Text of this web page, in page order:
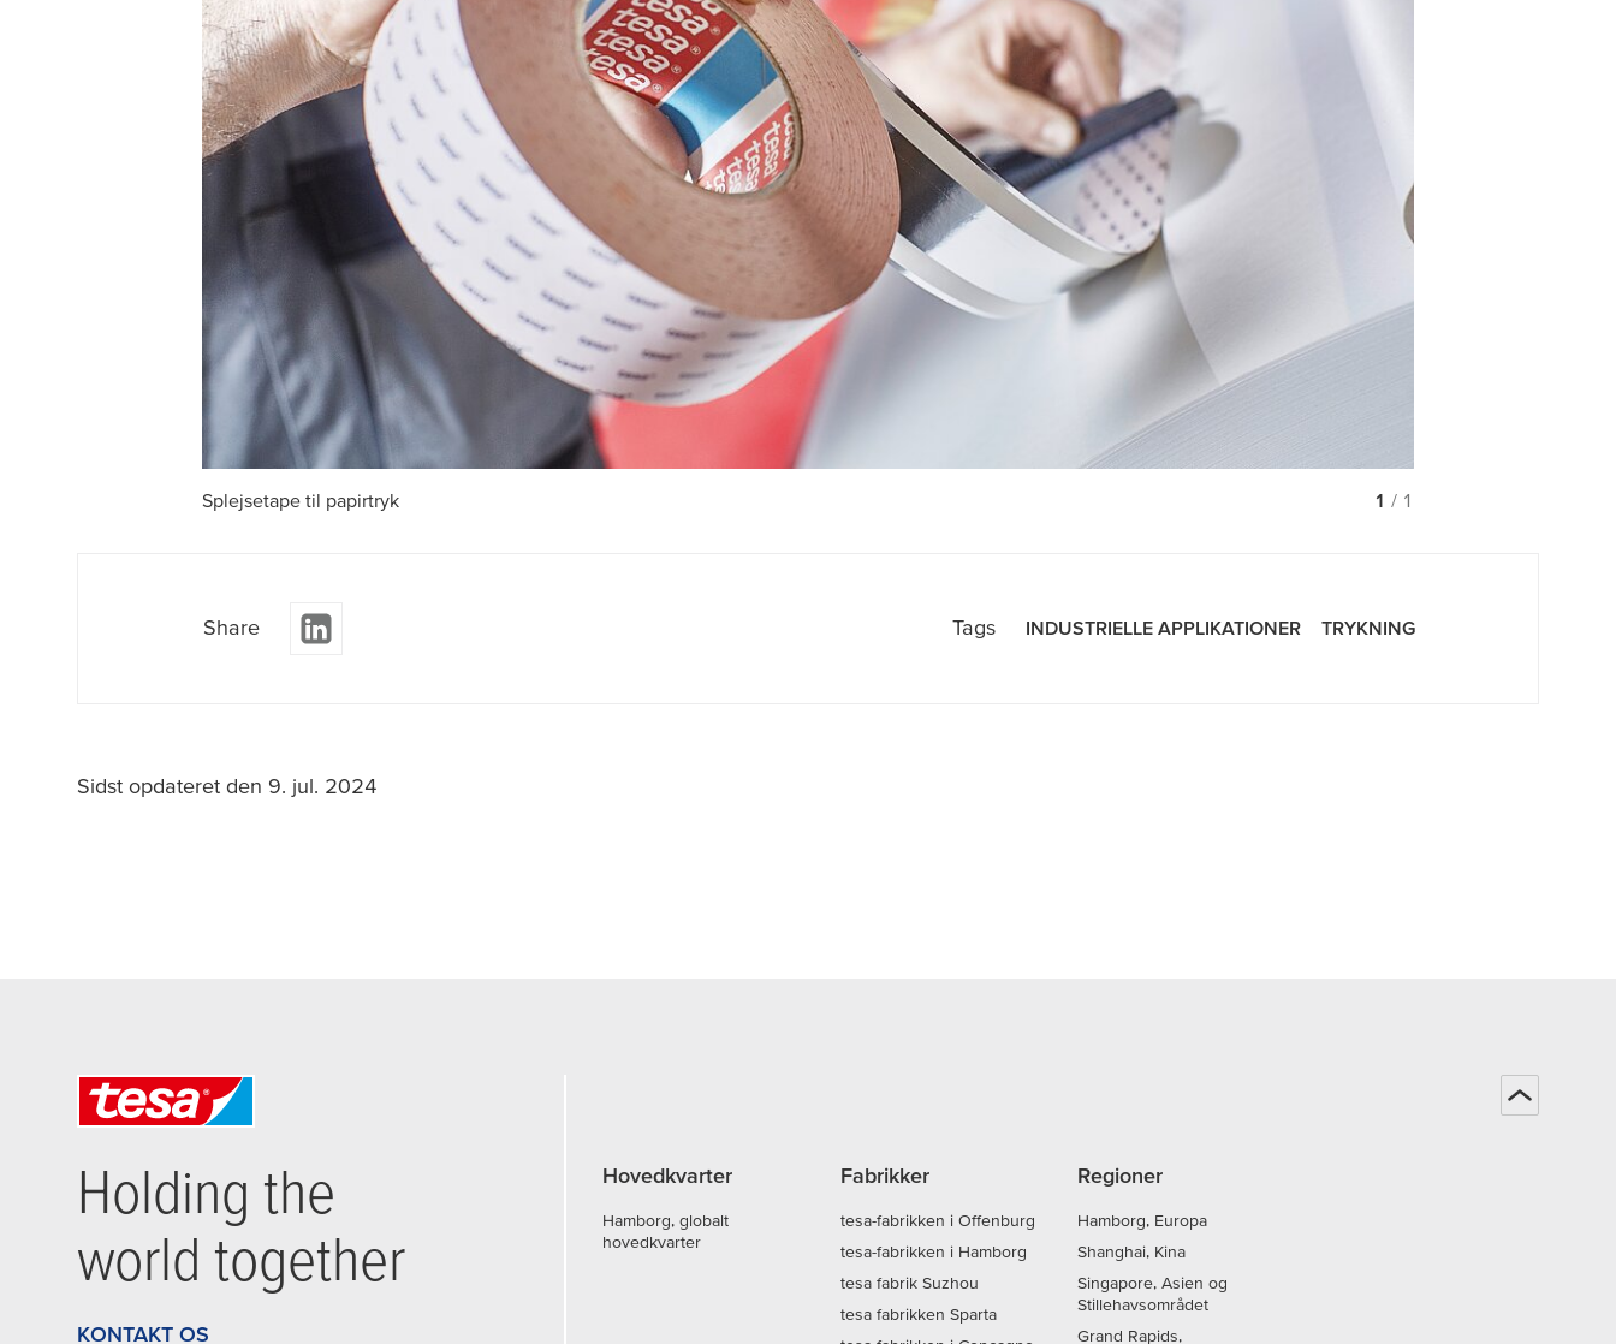
1 / 1
Splejsetape til papirtryk
Share Tags INDUSTRIELLE APPLIKATIONER TRYKNING
Sidst opdateret den 9. jul. 2024
Holding the
world together
KONTAKT OS
Hovedkvarter
Hamborg, globalt
hovedkvarter
Fabrikker
tesa-fabrikken i Offenburg
tesa-fabrikken i Hamborg
tesa fabrik Suzhou
tesa fabrikken Sparta
Regioner
Hamborg, Europa
Shanghai, Kina
Singapore, Asien og
Stillehavsområdet
Grand Rapids,